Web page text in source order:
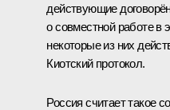
действующие
о совместной работе в
некоторые из них
Киотский протокол.
Россия считает такое